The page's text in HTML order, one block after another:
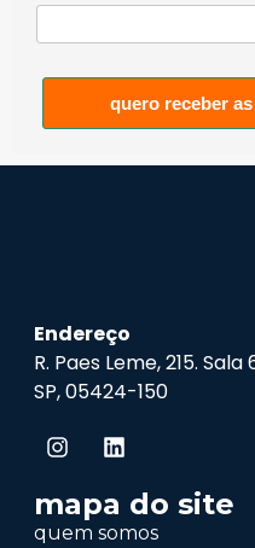
quero receber
Endereço
R. Paes Leme, 215. Sala
SP, 05424-150
mapa do site
quem somos